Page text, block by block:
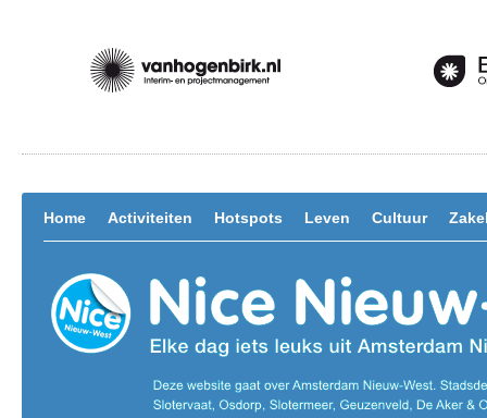
Home Activiteiten Hotspots Leven Cultuur